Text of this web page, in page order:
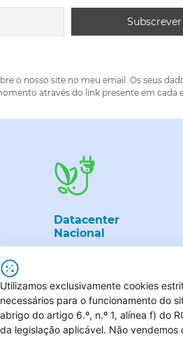
o nosso site no meu email. Os seus
através do link presente em cada
Datacenter
Nacional
All rights reserved
Utilizamos exclusivamente cookies
necessários para o funcionamento do
abrigo do artigo 6.º, n.º 1, alínea f) do
da legislação aplicável. Não vendemos